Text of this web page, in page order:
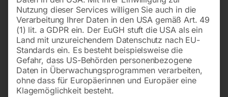
Schraubenrad Nr. 8
Nutzung dieser Services willigen Sie auch in die
Verarbeitung Ihrer Daten in den USA gemäß Art. 49
(1) lit. a GDPR ein. Der EuGH stuft die USA als ein
Land mit unzureichendem Datenschutz nach EU-
Standards ein. Es besteht beispielsweise die
Gefahr, dass US-Behörden personenbezogene
Daten in Überwachungsprogrammen verarbeiten,
ohne dass für Europäerinnen und Europäer eine
Klagemöglichkeit besteht.